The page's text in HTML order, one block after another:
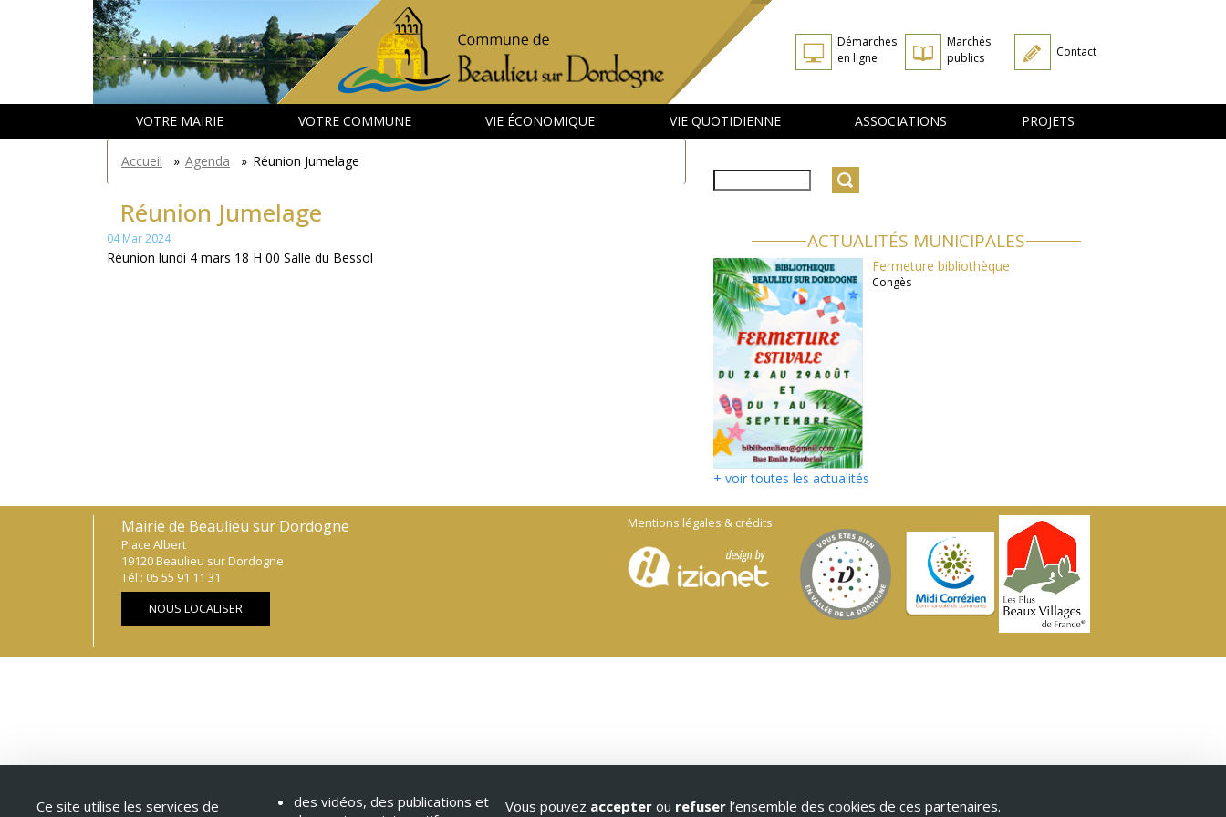
Démarches
en ligne
Marchés
publics
Contact
VOTRE MAIRIE VOTRE COMMUNE VIE ÉCONOMIQUE VIE QUOTIDIENNE ASSOCIATIONS PROJETS
You
are
here
Accueil » Agenda » Réunion Jumelage
Réunion Jumelage
04 Mar 2024
Réunion lundi 4 mars 18 H 00 Salle du Bessol
ACTUALITÉS MUNICIPALES
Fermeture bibliothèque
Congès
+ voir toutes les actualités
Mairie de Beaulieu sur Dordogne
Place Albert
19120 Beaulieu sur Dordogne
Tél : 05 55 91 11 31
NOUS LOCALISER
Mentions légales & crédits
Panneau de gestion des cookies
Ce site utilise les services de
des vidéos, des publications et
Vous pouvez accepter ou refuser l’ensemble des cookies de ces partenaires.